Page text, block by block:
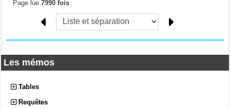
Les mémos
Tables
Requêtes
Page lue 7990 fois